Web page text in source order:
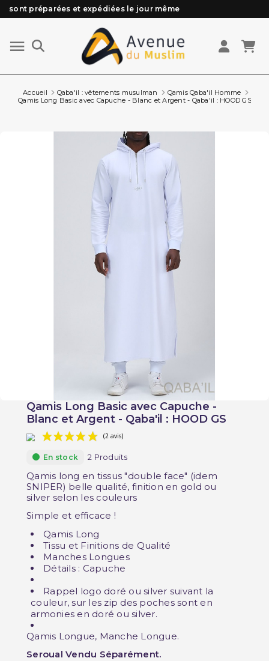
Besoin d'aide ? Retrouvez notre FAQ
Livraison offerte à partir de 89€ d'achat*
Les Commandes passées avant 15h (lun au Vend)
Accueil Qaba'il : vêtements musulman
Qamis Qaba'il Homme
Qamis Long Basic avec Capuche - Blanc et Argent - Qaba'il : HOOD GS
Qamis Long Basic avec Capuche -
Blanc et Argent - Qaba'il : HOOD GS
En stock 2 Produits
Qamis long en tissus "double face" (idem
SNIPER) belle qualité, finition en gold ou
silver selon les couleurs
Simple et efficace !
Qamis Long
Tissu et Finitions de Qualité
Manches Longues
Détails : Capuche
Rappel logo doré ou silver suivant la
couleur, sur les zip des poches sont en
armonies en doré ou silver.
Qamis Longue, Manche Longue.
Seroual Vendu Séparément.